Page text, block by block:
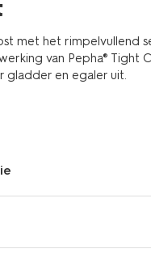
met het rimpelvullend
van Pepha® Tight
gladder en egaler uit.